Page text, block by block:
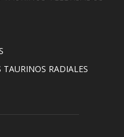
TAURINOS RADIALES